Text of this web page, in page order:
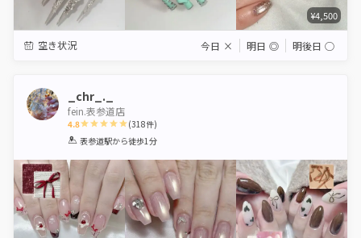
¥4,500
空き状況 今日 × 明日 ◎ 明後日 ◯
_chr_._
fein.表参道店
4.8
1 2 3 4 5
(318件)
表参道駅から徒歩1分